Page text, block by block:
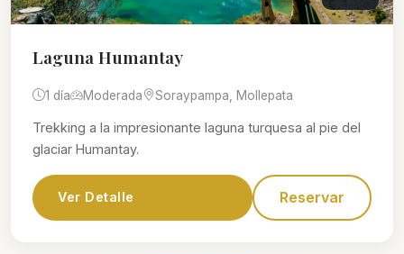
Laguna Humantay
1 día Moderada Soraypampa, Mollepata
Trekking a la impresionante laguna turquesa al pie del
glaciar Humantay.
Ver Detalle Reservar